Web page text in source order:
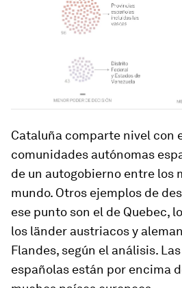
Cataluña comparte nivel con
comunidades autónomas
de un autogobierno entre los
mundo. Otros ejemplos de
ese punto son el de Quebec,
los länder austriacos y
Flandes, según el análisis.
españolas están por encima